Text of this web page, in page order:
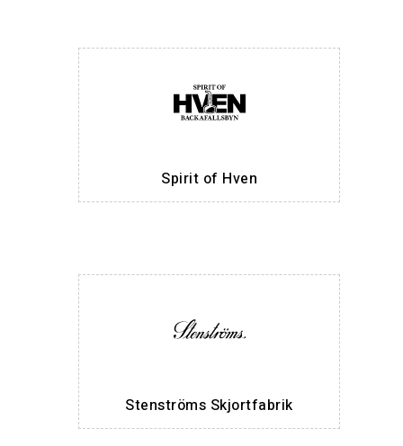
Spirit of Hven
Stenströms Skjortfabrik